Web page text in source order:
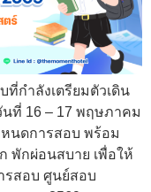
ที่กำลังเตรียมตัวเดิน
ที่ 16 – 17 พฤษภาคม
หนดการสอบ พร้อม
พักผ่อนสบาย เพื่อให้
รสอบ ศูนย์สอบ